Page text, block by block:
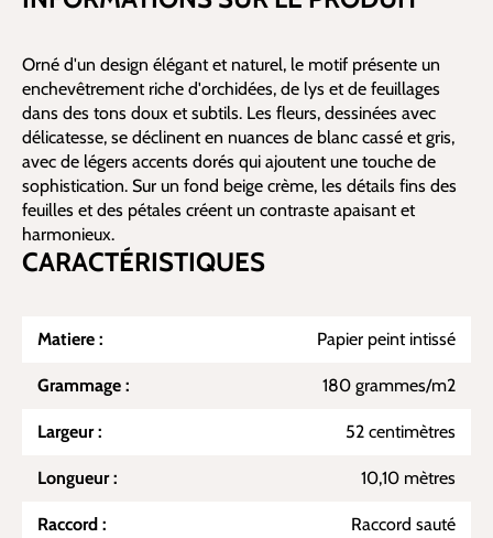
Orné d'un design élégant et naturel, le motif présente un
enchevêtrement riche d'orchidées, de lys et de feuillages
dans des tons doux et subtils. Les fleurs, dessinées avec
délicatesse, se déclinent en nuances de blanc cassé et gris,
avec de légers accents dorés qui ajoutent une touche de
sophistication. Sur un fond beige crème, les détails fins des
feuilles et des pétales créent un contraste apaisant et
harmonieux.
CARACTÉRISTIQUES
Matiere : Papier peint intissé
Grammage : 180 grammes/m2
Largeur : 52 centimètres
Longueur : 10,10 mètres
Raccord : Raccord sauté